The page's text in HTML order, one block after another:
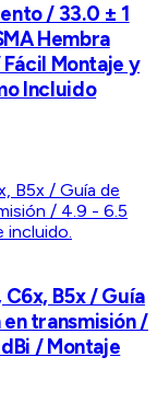
/ 33.0 ± 1
Hembra
Montaje y
Incluido
B5x / Guía
transmisión /
/ Montaje